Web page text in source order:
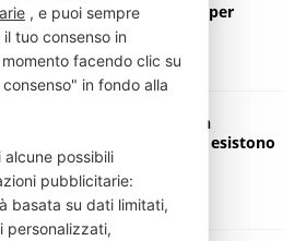
addio, gocce nell’occhio per
2019 Press Italia
blu di pc e smartphone è un
concreto per la vista, ma esistono
2019 Press Italia
, e puoi sempre
tuo consenso in
facendo clic su
in fondo alla
alcune possibili
pubblicitarie:
basata su dati limitati,
personalizzati,